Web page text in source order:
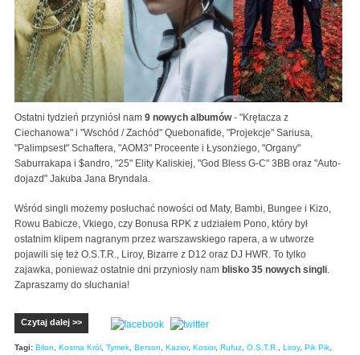
Ostatni tydzień przyniósł nam 9 nowych albumów- "Krętacza z
Ciechanowa" i "Wschód / Zachód" Quebonafide, "Projekcje" Sariusa,
"Palimpsest" Schaftera, "AOM3" Proceente i Łysonżiego, "Organy"
Saburrakapa i $andro, "25" Elity Kaliskiej, "God Bless G-C" 3BB oraz "Auto-
dojazd" Jakuba Jana Bryndala.
Wśród singli możemy posłuchać nowości od Maty, Bambi, Bungee i Kizo,
Rowu Babicze, Vkiego, czy Bonusa RPK z udziałem Pono, który był
ostatnim klipem nagranym przez warszawskiego rapera, a w utworze
pojawili się też O.S.T.R., Liroy, Bizarre z D12 oraz DJ HWR. To tylko
zajawka, ponieważ ostatnie dni przyniosły nam blisko 35 nowych singli.
Zapraszamy do słuchania!
Czytaj dalej >>
Tagi: Bilon, Kosma Król, Tymek, Berson, Kazior, Kosior, Rufuz, O.S.T.R., Liroy, Pik Pik,